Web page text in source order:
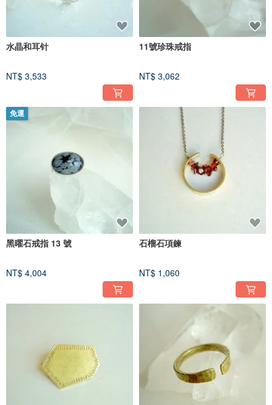
水晶和耳针
NT$ 3,533
11號珍珠戒指
NT$ 3,062
免運
黑曜石戒指 13 號
NT$ 4,004
石榴石項鍊
NT$ 1,060